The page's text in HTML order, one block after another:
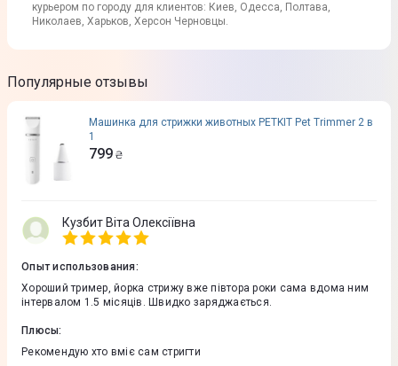
курьером по городу для клиентов: Киев, Одесса, Полтава,
Николаев, Харьков, Херсон Черновцы.
Популярные отзывы
Машинка для стрижки животных PETKIT Pet Trimmer 2 в
1
799 ₴
Кузбит Віта Олексіївна
Опыт использования:
Хороший тример, йорка стрижу вже півтора роки сама вдома ним
інтервалом 1.5 місяців. Швидко заряджається.
Плюсы:
Рекомендую хто вміє сам стригти